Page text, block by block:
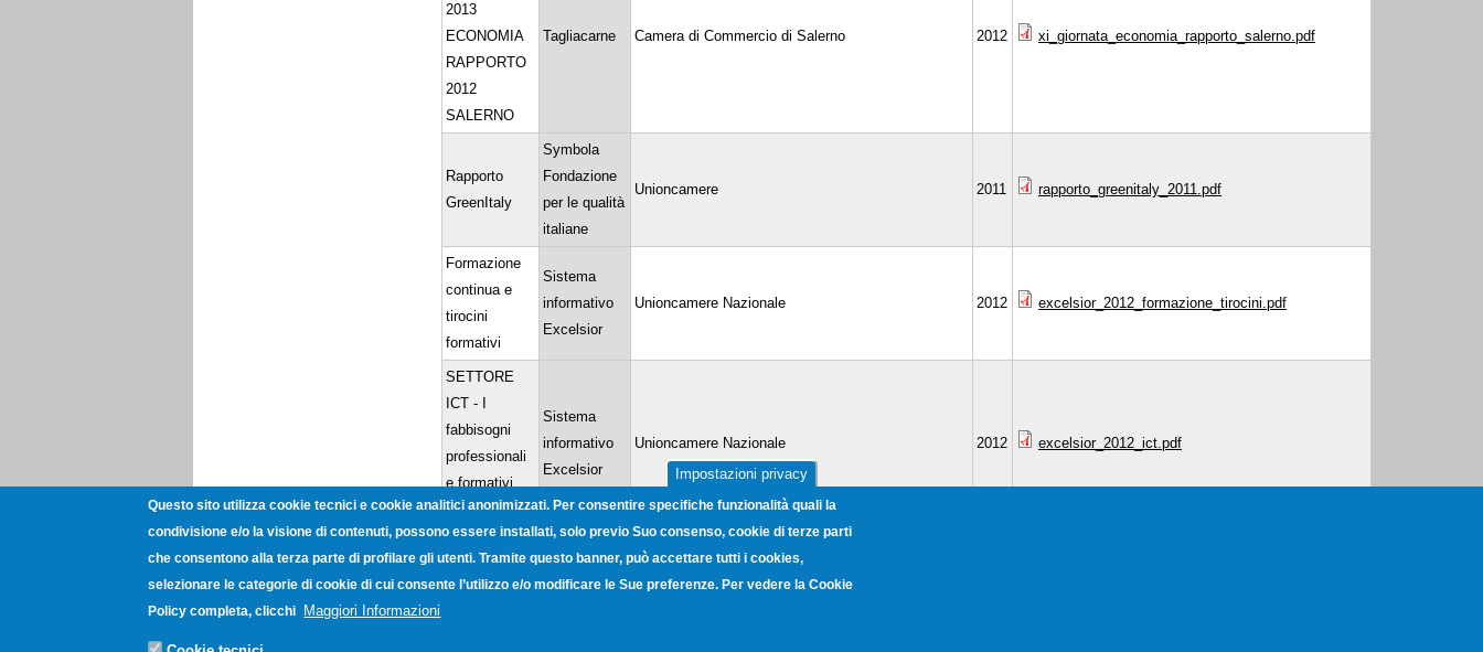
2013
ECONOMIA
RAPPORTO
2012
SALERNO
Tagliacarne Camera di Commercio di Salerno 2012 xi_giornata_economia_rapporto_salerno.pdf
Rapporto
GreenItaly
Symbola
Fondazione
per le qualità
italiane
Unioncamere 2011 rapporto_greenitaly_2011.pdf
Formazione
continua e
tirocini
formativi
Sistema
informativo
Excelsior
Unioncamere Nazionale 2012 excelsior_2012_formazione_tirocini.pdf
SETTORE
ICT - I
fabbisogni
professionali
e formativi
per il 2012
Sistema
informativo
Excelsior
Unioncamere Nazionale 2012 excelsior_2012_ict.pdf
Impostazioni privacy
Questo sito utilizza cookie tecnici e cookie analitici anonimizzati. Per consentire specifiche funzionalità quali la
condivisione e/o la visione di contenuti, possono essere installati, solo previo Suo consenso, cookie di terze parti
che consentono alla terza parte di profilare gli utenti. Tramite questo banner, può accettare tutti i cookies,
selezionare le categorie di cookie di cui consente l’utilizzo e/o modificare le Sue preferenze. Per vedere la Cookie
Policy completa, clicchi Maggiori Informazioni